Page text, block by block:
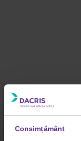
Consimțământ